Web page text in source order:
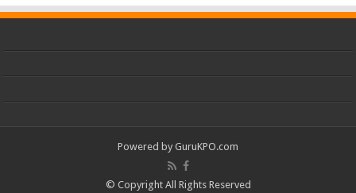
Powered by GuruKPO.com
© Copyright All Rights Reserved